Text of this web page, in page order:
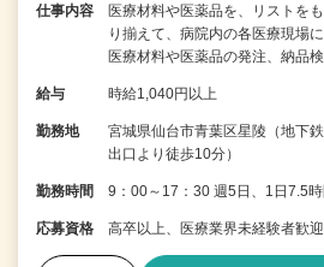
仕事内容
医療材料や医薬品を、リストを
り揃えて、病院内の各医療現場
医療材料や医薬品の発注、納品
給与 時給1,040円以上
勤務地
宮城県仙台市青葉区星陵（地下
出口より徒歩10分）
勤務時間 9：00～17：30 週5日、1日7.5
応募資格 高卒以上、医療業界未経験者歓迎